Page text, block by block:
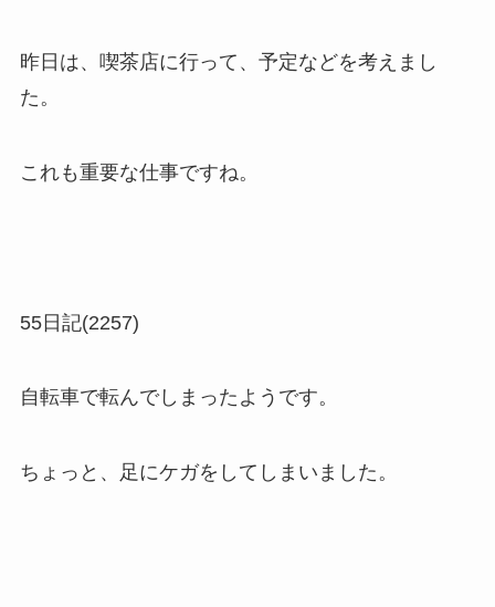
昨日は、喫茶店に行って、予定などを考えまし
た。
これも重要な仕事ですね。
55日記(2257)
自転車で転んでしまったようです。
ちょっと、足にケガをしてしまいました。